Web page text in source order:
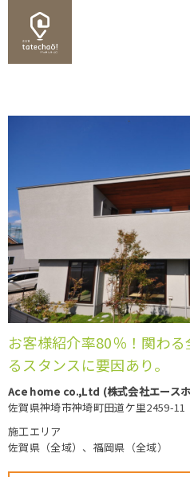
お客様紹介率80％！関わ
るスタンスに要因あり。
Ace home co.,Ltd (株式会社エース
佐賀県神埼市神埼町田道ケ里2459-11
施工エリア
佐賀県（全域）、福岡県（全域）